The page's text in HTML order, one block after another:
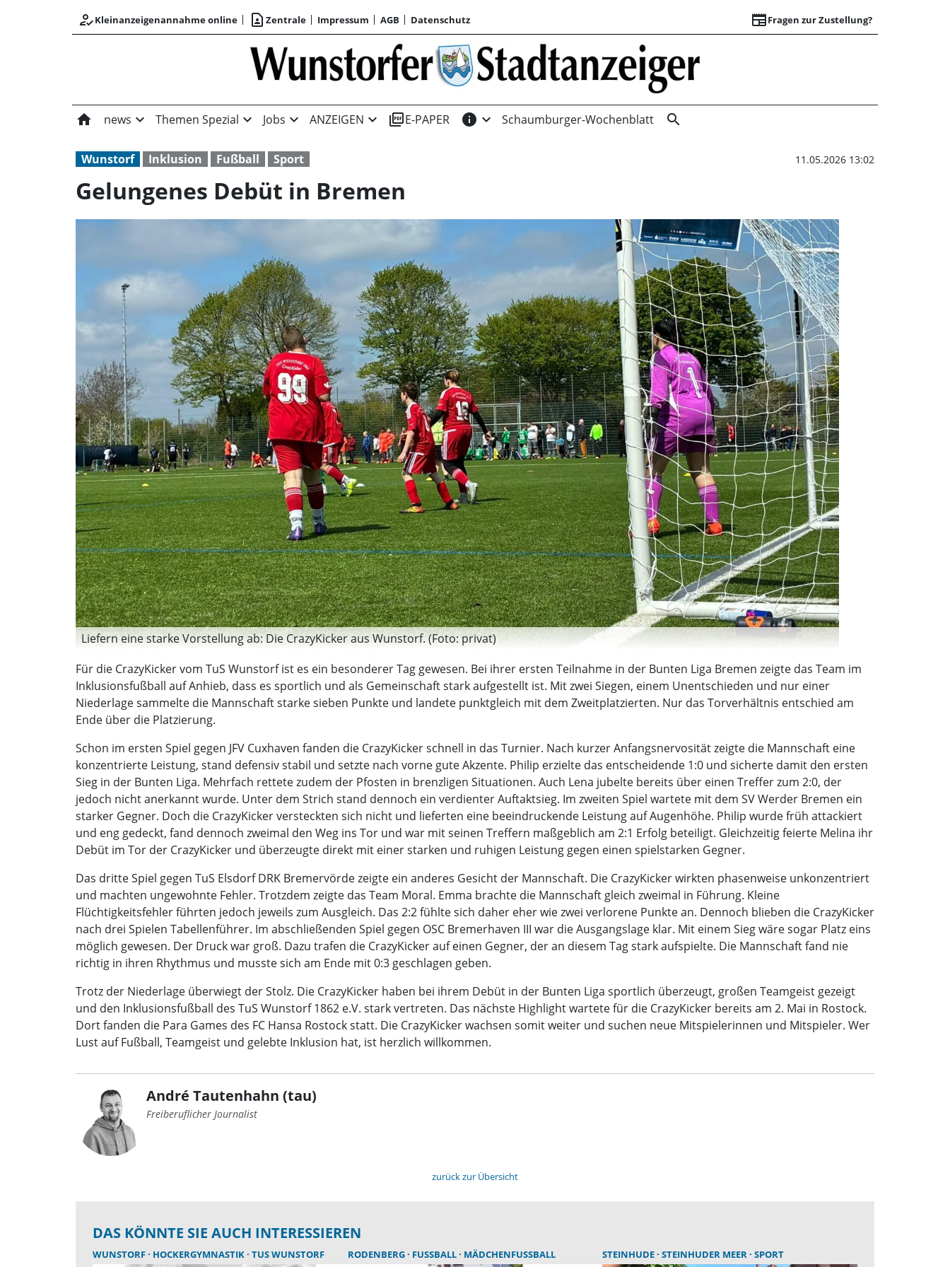
how_to_regKleinanzeigenannahme online contact_page Zentrale Impressum AGB Datenschutz newspaperFragen zur Zustellung?
Gelungenes
home news expand_more Themen Spezial expand_more Jobs expand_more ANZEIGEN expand_more picture_as_pdfE-PAPER info expand_more Schaumburger-Wochenblatt search
Wunstorf Inklusion Fußball Sport 11.05.2026 13:02
Gelungenes Debüt in Bremen
Liefern eine starke Vorstellung ab: Die CrazyKicker aus Wunstorf. (Foto: privat)
Für die CrazyKicker vom TuS Wunstorf ist es ein besonderer Tag gewesen. Bei ihrer ersten Teilnahme in der Bunten Liga Bremen zeigte das Team im
Inklusionsfußball auf Anhieb, dass es sportlich und als Gemeinschaft stark aufgestellt ist. Mit zwei Siegen, einem Unentschieden und nur einer
Niederlage sammelte die Mannschaft starke sieben Punkte und landete punktgleich mit dem Zweitplatzierten. Nur das Torverhältnis entschied am
Ende über die Platzierung.
Schon im ersten Spiel gegen JFV Cuxhaven fanden die CrazyKicker schnell in das Turnier. Nach kurzer Anfangsnervosität zeigte die Mannschaft eine
konzentrierte Leistung, stand defensiv stabil und setzte nach vorne gute Akzente. Philip erzielte das entscheidende 1:0 und sicherte damit den ersten
Sieg in der Bunten Liga. Mehrfach rettete zudem der Pfosten in brenzligen Situationen. Auch Lena jubelte bereits über einen Treffer zum 2:0, der
jedoch nicht anerkannt wurde. Unter dem Strich stand dennoch ein verdienter Auftaktsieg. Im zweiten Spiel wartete mit dem SV Werder Bremen ein
starker Gegner. Doch die CrazyKicker versteckten sich nicht und lieferten eine beeindruckende Leistung auf Augenhöhe. Philip wurde früh attackiert
und eng gedeckt, fand dennoch zweimal den Weg ins Tor und war mit seinen Treffern maßgeblich am 2:1 Erfolg beteiligt. Gleichzeitig feierte Melina ihr
Debüt im Tor der CrazyKicker und überzeugte direkt mit einer starken und ruhigen Leistung gegen einen spielstarken Gegner.
Das dritte Spiel gegen TuS Elsdorf DRK Bremervörde zeigte ein anderes Gesicht der Mannschaft. Die CrazyKicker wirkten phasenweise unkonzentriert
und machten ungewohnte Fehler. Trotzdem zeigte das Team Moral. Emma brachte die Mannschaft gleich zweimal in Führung. Kleine
Flüchtigkeitsfehler führten jedoch jeweils zum Ausgleich. Das 2:2 fühlte sich daher eher wie zwei verlorene Punkte an. Dennoch blieben die CrazyKicker
nach drei Spielen Tabellenführer. Im abschließenden Spiel gegen OSC Bremerhaven III war die Ausgangslage klar. Mit einem Sieg wäre sogar Platz eins
möglich gewesen. Der Druck war groß. Dazu trafen die CrazyKicker auf einen Gegner, der an diesem Tag stark aufspielte. Die Mannschaft fand nie
richtig in ihren Rhythmus und musste sich am Ende mit 0:3 geschlagen geben.
Trotz der Niederlage überwiegt der Stolz. Die CrazyKicker haben bei ihrem Debüt in der Bunten Liga sportlich überzeugt, großen Teamgeist gezeigt
und den Inklusionsfußball des TuS Wunstorf 1862 e.V. stark vertreten. Das nächste Highlight wartete für die CrazyKicker bereits am 2. Mai in Rostock.
Dort fanden die Para Games des FC Hansa Rostock statt. Die CrazyKicker wachsen somit weiter und suchen neue Mitspielerinnen und Mitspieler. Wer
Lust auf Fußball, Teamgeist und gelebte Inklusion hat, ist herzlich willkommen.
André Tautenhahn (tau)
Freiberuflicher Journalist
zurück zur Übersicht
DAS KÖNNTE SIE AUCH INTERESSIEREN
WUNSTORF HOCKERGYMNASTIK TUS WUNSTORF RODENBERG FUSSBALL MÄDCHENFUSSBALL STEINHUDE STEINHUDER MEER SPORT